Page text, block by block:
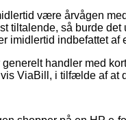
være årvågen
tiltalende, så burde det
imidlertid indbefattet
handler med
ViaBill, i tilfælde af at